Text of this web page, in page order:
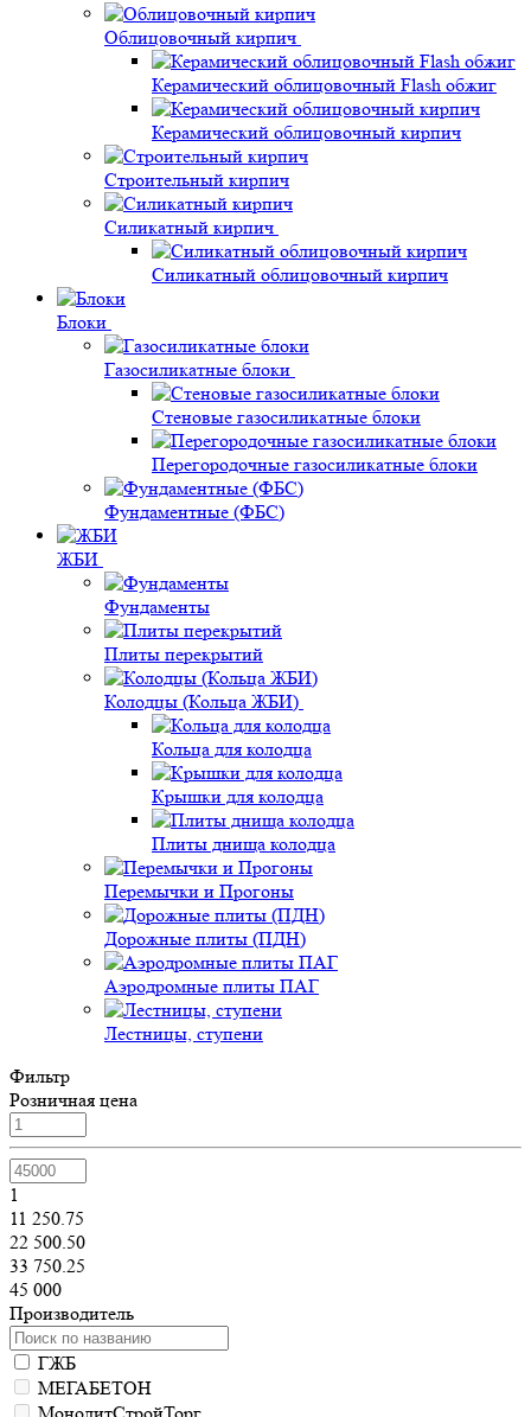
Облицовочный кирпич
Керамический облицовочный Flash обжиг
Керамический облицовочный кирпич
Строительный кирпич
Силикатный кирпич
Силикатный облицовочный кирпич
Блоки
Газосиликатные блоки
Стеновые газосиликатные блоки
Перегородочные газосиликатные блоки
Фундаментные (ФБС)
ЖБИ
Фундаменты
Плиты перекрытий
Колодцы (Кольца ЖБИ)
Кольца для колодца
Крышки для колодца
Плиты днища колодца
Перемычки и Прогоны
Дорожные плиты (ПДН)
Аэродромные плиты ПАГ
Лестницы, ступени
Фильтр
Розничная цена
1
11 250.75
22 500.50
33 750.25
45 000
Производитель
ГЖБ
МЕГАБЕТОН